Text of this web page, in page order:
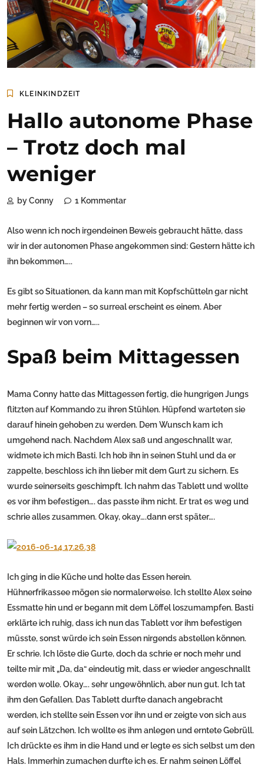
KLEINKINDZEIT
Hallo autonome Phase
– Trotz doch mal
weniger
by Conny 1 Kommentar
Also wenn ich noch irgendeinen Beweis gebraucht hätte, dass
wir in der autonomen Phase angekommen sind: Gestern hätte ich
ihn bekommen…..
Es gibt so Situationen, da kann man mit Kopfschütteln gar nicht
mehr fertig werden – so surreal erscheint es einem. Aber
beginnen wir von vorn…..
Spaß beim Mittagessen
Mama Conny hatte das Mittagessen fertig, die hungrigen Jungs
flitzten auf Kommando zu ihren Stühlen. Hüpfend warteten sie
darauf hinein gehoben zu werden. Dem Wunsch kam ich
umgehend nach. Nachdem Alex saß und angeschnallt war,
widmete ich mich Basti. Ich hob ihn in seinen Stuhl und da er
zappelte, beschloss ich ihn lieber mit dem Gurt zu sichern. Es
wurde seinerseits geschimpft. Ich nahm das Tablett und wollte
es vor ihm befestigen…. das passte ihm nicht. Er trat es weg und
schrie alles zusammen. Okay, okay….dann erst später….
Ich ging in die Küche und holte das Essen herein.
Hühnerfrikassee mögen sie normalerweise. Ich stellte Alex seine
Essmatte hin und er begann mit dem Löffel loszumampfen. Basti
erklärte ich ruhig, dass ich nun das Tablett vor ihm befestigen
müsste, sonst würde ich sein Essen nirgends abstellen können.
Er schrie. Ich löste die Gurte, doch da schrie er noch mehr und
teilte mir mit „Da, da“ eindeutig mit, dass er wieder angeschnallt
werden wolle. Okay…. sehr ungewöhnlich, aber nun gut. Ich tat
ihm den Gefallen. Das Tablett durfte danach angebracht
werden, ich stellte sein Essen vor ihn und er zeigte von sich aus
auf sein Lätzchen. Ich wollte es ihm anlegen und erntete Gebrüll.
Ich drückte es ihm in die Hand und er legte es sich selbst um den
Hals. Immerhin zumachen durfte ich es. Er nahm seinen Löffel